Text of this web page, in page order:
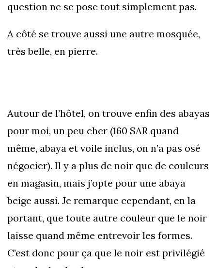
question ne se pose tout simplement pas.
A côté se trouve aussi une autre mosquée,
très belle, en pierre.
Autour de l’hôtel, on trouve enfin des abayas
pour moi, un peu cher (160 SAR quand
même, abaya et voile inclus, on n’a pas osé
négocier). Il y a plus de noir que de couleurs
en magasin, mais j’opte pour une abaya
beige aussi. Je remarque cependant, en la
portant, que toute autre couleur que le noir
laisse quand même entrevoir les formes.
C’est donc pour ça que le noir est privilégié